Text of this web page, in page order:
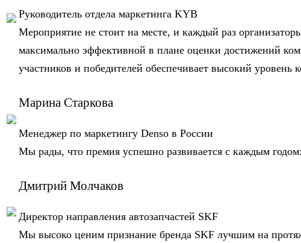
Руководитель отдела маркетинга KYB
Мероприятие не стоит на месте, и каждый раз
максимально эффективной в плане оценки достижений
участников и победителей обеспечивает высокий
Марина Старкова
Менеджер по маркетингу Denso в России
Мы рады, что премия успешно развивается с каждым
Дмитрий Молчаков
Директор направления автозапчастей SKF
Мы высоко ценим признание бренда SKF лучшим на